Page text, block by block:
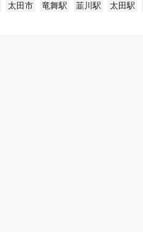
太田市 竜舞駅 韮川駅 太田駅